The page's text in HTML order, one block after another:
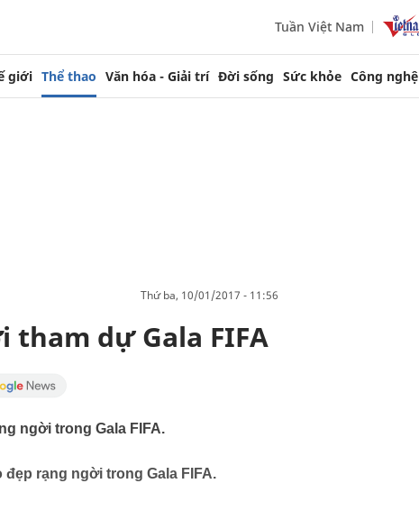
Tuần Việt Nam
giới Thể thao Văn hóa - Giải trí Đời sống Sức khỏe Công nghệ
thứ ba, 10/01/2017 - 11:56
tham dự Gala FIFA
ngời trong Gala FIFA.
rạng ngời trong Gala FIFA.